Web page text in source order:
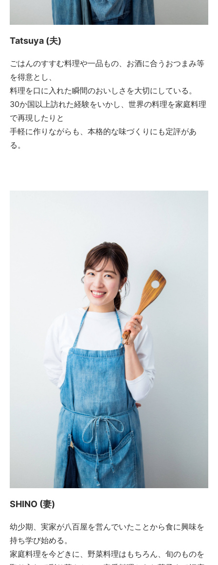
Tatsuya (夫)
ごはんのすすむ料理や一品もの、お酒に合うおつまみ等
を得意とし、
料理を口に入れた瞬間のおいしさを大切にしている。
30か国以上訪れた経験をいかし、世界の料理を家庭料理
で再現したりと
手軽に作りながらも、本格的な味づくりにも定評があ
る。
SHINO (妻)
幼少期、実家が八百屋を営んでいたことから食に興味を
持ち学び始める。
家庭料理を今どきに、野菜料理はもちろん、旬のものを